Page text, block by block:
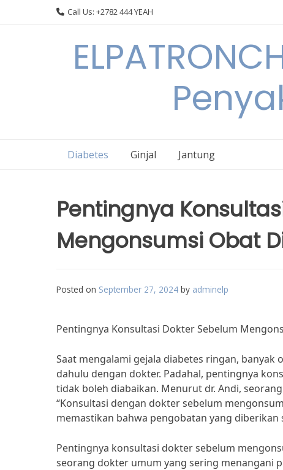
Call Us: +2782 444 YEAH
Diabetes Ginjal Jantung
Pentingnya
Mengonsumsi Obat
Posted on September 27, 2024 by adminelp
Pentingnya Konsultasi Dokter Sebelum
Saat mengalami gejala diabetes ringan,
dahulu dengan dokter. Padahal, pentingnya
tidak boleh diabaikan. Menurut dr. Andi,
“Konsultasi dengan dokter sebelum
memastikan bahwa pengobatan yang diberikan
Pentingnya konsultasi dokter sebelum
seorang dokter umum yang sering menangani